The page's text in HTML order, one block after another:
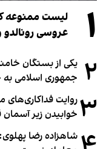
۱
عروسی رونالدو
۲ یکی از بستگان
جمهوری اسلامی
۳ خوابیدن زیر آسمان
شاهزاده رضا